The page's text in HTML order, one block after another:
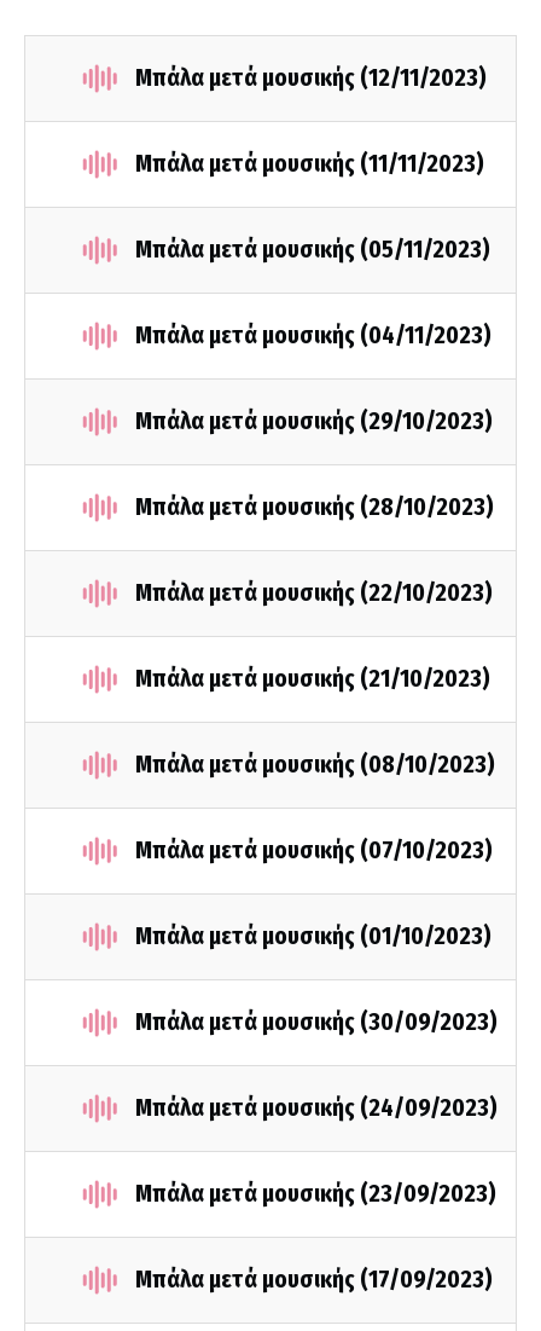
Μπάλα μετά μουσικής (12/11/2023)
Μπάλα μετά μουσικής (11/11/2023)
Μπάλα μετά μουσικής (05/11/2023)
Μπάλα μετά μουσικής (04/11/2023)
Μπάλα μετά μουσικής (29/10/2023)
Μπάλα μετά μουσικής (28/10/2023)
Μπάλα μετά μουσικής (22/10/2023)
Μπάλα μετά μουσικής (21/10/2023)
Μπάλα μετά μουσικής (08/10/2023)
Μπάλα μετά μουσικής (07/10/2023)
Μπάλα μετά μουσικής (01/10/2023)
Μπάλα μετά μουσικής (30/09/2023)
Μπάλα μετά μουσικής (24/09/2023)
Μπάλα μετά μουσικής (23/09/2023)
Μπάλα μετά μουσικής (17/09/2023)